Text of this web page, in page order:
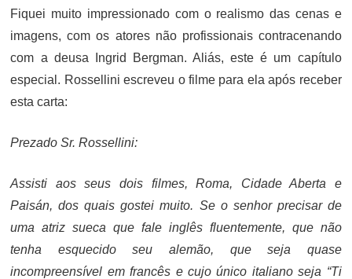
Fiquei muito impressionado com o realismo das cenas e
imagens, com os atores não profissionais contracenando
com a deusa Ingrid Bergman. Aliás, este é um capítulo
especial. Rossellini escreveu o filme para ela após receber
esta carta:
Prezado Sr. Rossellini:
Assisti aos seus dois filmes, Roma, Cidade Aberta e
Paisán, dos quais gostei muito. Se o senhor precisar de
uma atriz sueca que fale inglês fluentemente, que não
tenha esquecido seu alemão, que seja quase
incompreensível em francês e cujo único italiano seja “Ti